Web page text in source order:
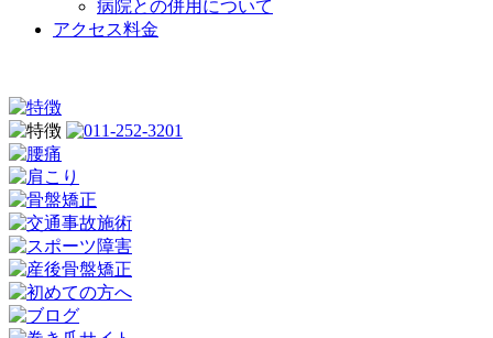
病院との併用について
アクセス料金